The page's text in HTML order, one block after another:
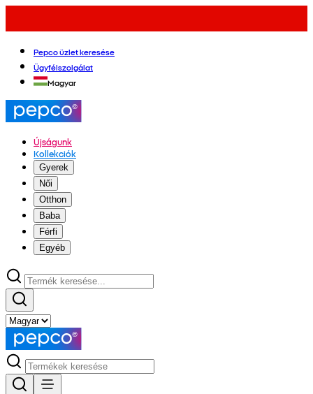
Pepco üzlet keresése
Ügyfélszolgálat
Magyar
Újságunk
Kollekciók
Gyerek
Női
Otthon
Baba
Férfi
Egyéb